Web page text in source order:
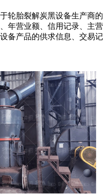
轮胎裂解炭黑设备生产商的
年营业额、信用记录、主营
备产品的供求信息、交易记